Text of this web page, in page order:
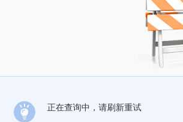
正在查询中，请刷新重试